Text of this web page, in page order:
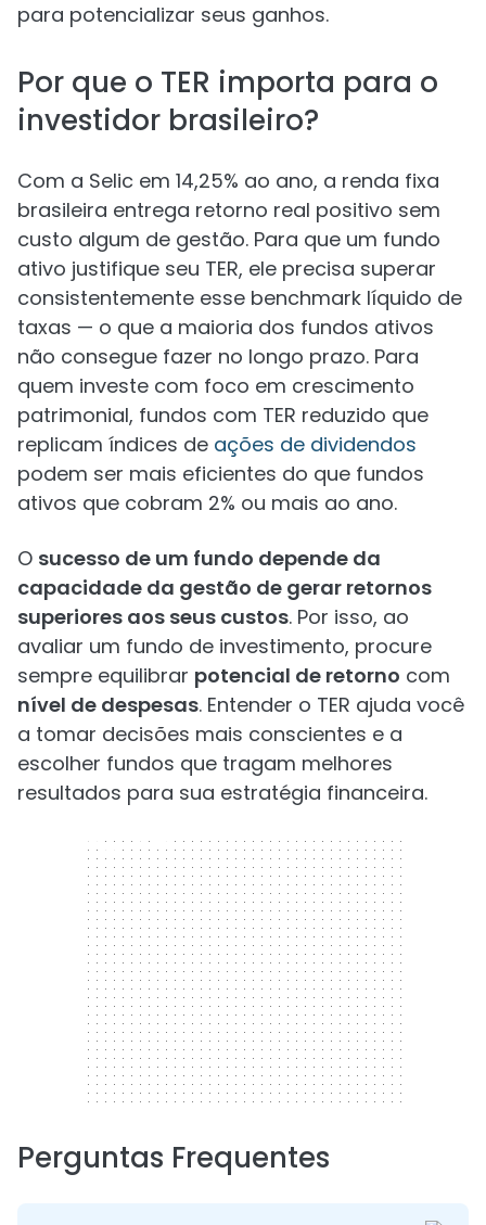
para potencializar seus ganhos.
Por que o TER importa para o
investidor brasileiro?
Com a Selic em 14,25% ao ano, a renda fixa
brasileira entrega retorno real positivo sem
custo algum de gestão. Para que um fundo
ativo justifique seu TER, ele precisa superar
consistentemente esse benchmark líquido de
taxas — o que a maioria dos fundos ativos
não consegue fazer no longo prazo. Para
quem investe com foco em crescimento
patrimonial, fundos com TER reduzido que
replicam índices de ações de dividendos
podem ser mais eficientes do que fundos
ativos que cobram 2% ou mais ao ano.
O sucesso de um fundo depende da
capacidade da gestão de gerar retornos
superiores aos seus custos. Por isso, ao
avaliar um fundo de investimento, procure
sempre equilibrar potencial de retorno com
nível de despesas. Entender o TER ajuda você
a tomar decisões mais conscientes e a
escolher fundos que tragam melhores
resultados para sua estratégia financeira.
300 x 250
Perguntas Frequentes